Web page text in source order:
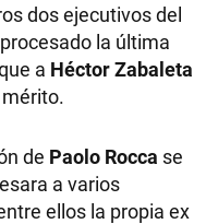
dos ejecutivos del
la última
a Héctor Zabaleta
de Paolo Rocca se
a varios
ellos la propia ex